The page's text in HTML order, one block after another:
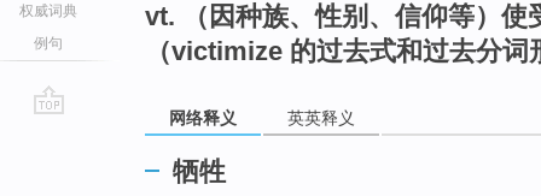
权威词典
例句
vt. （因种族、性别、信仰等）使
（victimize 的过去式和过去分词
网络释义 英英释义
牺牲